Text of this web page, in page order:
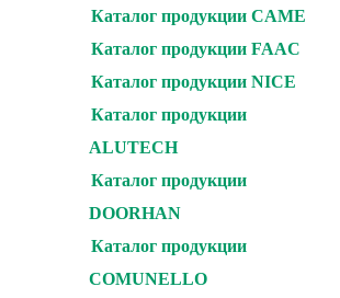
Каталог продукции CAME
Каталог продукции FAAC
Каталог продукции NICE
Каталог продукции
ALUTECH
Каталог продукции
DOORHAN
Каталог продукции
COMUNELLO